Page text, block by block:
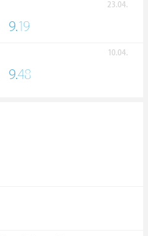
23.04.
9.19
10.04.
9.48